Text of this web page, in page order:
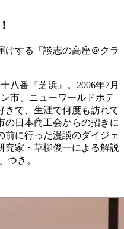
けする「談志の高座＠クラ
八番『芝浜』。2006年7月
市、ニューワールドホテ
きで、生涯で何度も訪れて
の日本商工会からの招きに
前に行った漫談のダイジェ
究家・草柳俊一による解説
つき。